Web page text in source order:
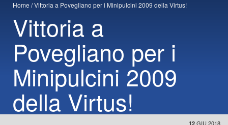
Home Vittoria a Povegliano per i Minipulcini 2009 della Virtus!
Vittoria a
Povegliano per i
Minipulcini 2009
della Virtus!
12 GIU 2018